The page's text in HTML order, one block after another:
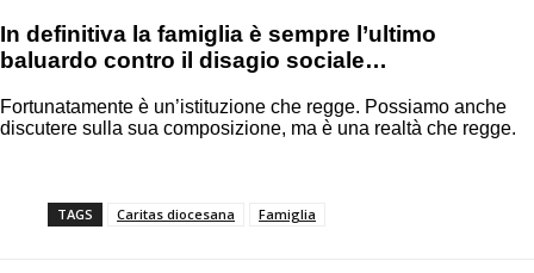
In definitiva la famiglia è sempre l’ultimo
baluardo contro il disagio sociale…
Fortunatamente è un’istituzione che regge. Possiamo anche
discutere sulla sua composizione, ma è una realtà che regge.
TAGS Caritas diocesana Famiglia